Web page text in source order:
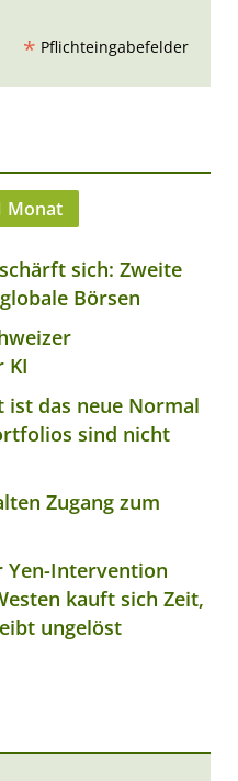
* Pflichteingabefelder
Monat
sich: Zweite
Börsen
KI
ist das neue Normal
sind nicht
Zugang zum
Yen-Intervention
kauft sich Zeit,
ungelöst